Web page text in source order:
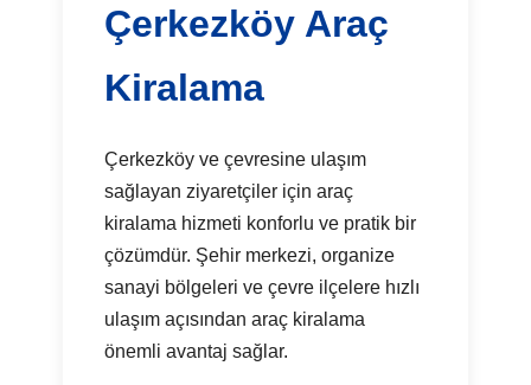
Çerkezköy Araç
Kiralama
Çerkezköy ve çevresine ulaşım
sağlayan ziyaretçiler için araç
kiralama hizmeti konforlu ve pratik bir
çözümdür. Şehir merkezi, organize
sanayi bölgeleri ve çevre ilçelere hızlı
ulaşım açısından araç kiralama
önemli avantaj sağlar.